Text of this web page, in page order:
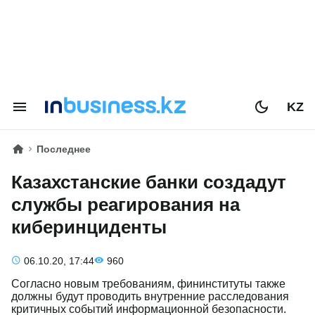
KZ
Последнее
Казахстанские банки создадут
службы реагирования на
киберинциденты
06.10.20, 17:44 960
Согласно новым требованиям, фининституты также
должны будут проводить внутренние расследования
критичных событий информационной безопасности.